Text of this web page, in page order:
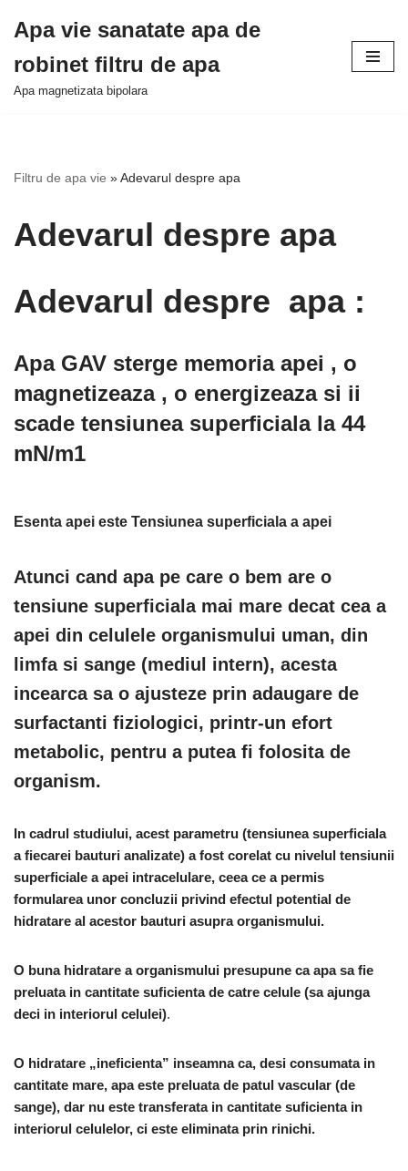
la
conținut
Apa vie sanatate apa de
robinet filtru de apa
Apa magnetizata bipolara
Filtru de apa vie »Adevarul despre apa
Adevarul despre apa
Adevarul despre apa :
Apa GAV sterge memoria apei , o
magnetizeaza , o energizeaza si ii
scade tensiunea superficiala la 44
mN/m1
Esenta apei este Tensiunea superficiala a apei
Atunci cand apa pe care o bem are o
tensiune superficiala mai mare decat cea a
apei din celulele organismului uman, din
limfa si sange (mediul intern), acesta
incearca sa o ajusteze prin adaugare de
surfactanti fiziologici, printr-un efort
metabolic, pentru a putea fi folosita de
organism.
In cadrul studiului, acest parametru (tensiunea superficiala
a fiecarei bauturi analizate) a fost corelat cu nivelul tensiunii
superficiale a apei intracelulare, ceea ce a permis
formularea unor concluzii privind efectul potential de
hidratare al acestor bauturi asupra organismului.
O buna hidratare a organismului presupune ca apa sa fie
preluata in cantitate suficienta de catre celule (sa ajunga
deci in interiorul celulei).
O hidratare „ineficienta” inseamna ca, desi consumata in
cantitate mare, apa este preluata de patul vascular (de
sange), dar nu este transferata in cantitate suficienta in
interiorul celulelor, ci este eliminata prin rinichi.